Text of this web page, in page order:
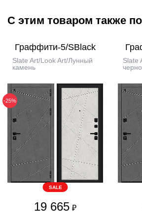
С этим товаром также
Граффити-5/SBlack
Slate Art/Look Art/Лунный
камень
-25%
SALE
19 665 ₽
Slate